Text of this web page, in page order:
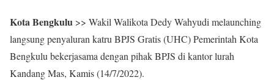
Kota Bengkulu >> Wakil Walikota Dedy Wahyudi melaunching
langsung penyaluran katru BPJS Gratis (UHC) Pemerintah Kota
Bengkulu bekerjasama dengan pihak BPJS di kantor lurah
Kandang Mas, Kamis (14/7/2022).